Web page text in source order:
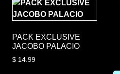
PACK EXCLUSIVE
JACOBO PALACIO
$ 14.99